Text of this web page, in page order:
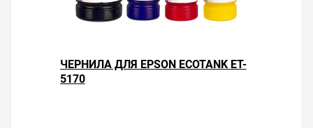
ЧЕРНИЛА ДЛЯ EPSON ECOTANK ET-
5170